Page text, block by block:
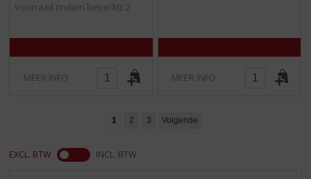
)
Voorraad (indien beperkt): 2
MEER INFO MEER INFO
1 2 3 Volgende
EXCL. BTW INCL. BTW